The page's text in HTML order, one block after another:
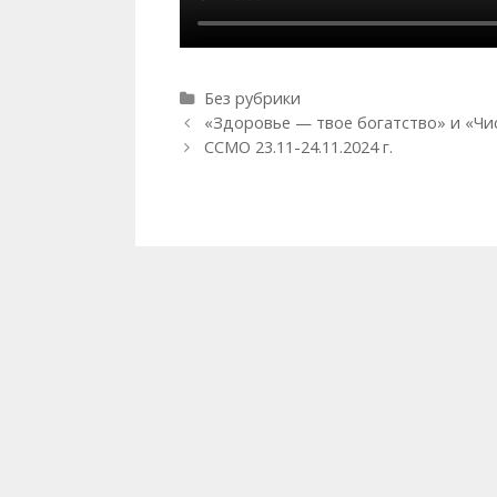
Рубрики
Без рубрики
Навигация
записи
«Здоровье — твое богатство» и
ССМО 23.11-24.11.2024 г.